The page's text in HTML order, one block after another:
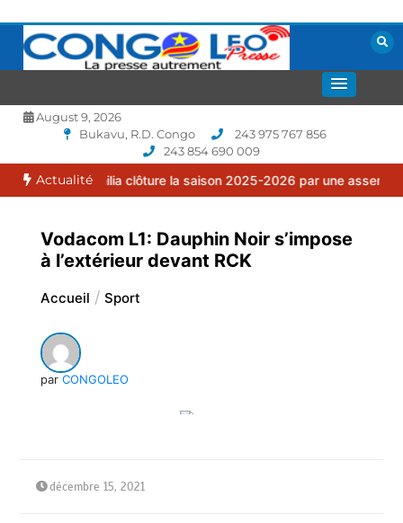
contenu
CONGOLEO
August 9, 2026
Bukavu, R.D. Congo
243 975 767 856
243 854 690 009
Actualité
Familia clôture la saison 2025-2026 par une assemblée générale
Vodacom L1: Dauphin Noir s’impose
à l’extérieur devant RCK
Accueil Sport
par CONGOLEO
décembre 15, 2021